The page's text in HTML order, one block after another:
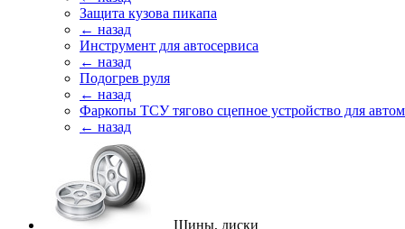
Защита кузова пикапа
← назад
Инструмент для автосервиса
← назад
Подогрев руля
← назад
Фаркопы ТСУ тягово сцепное устройство для
← назад
Шины, диски